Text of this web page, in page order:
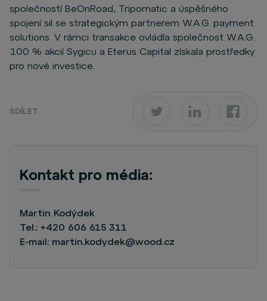
SDÍLET
společností BeOnRoad, Tripomatic a úspěšného
spojení sil se strategickým partnerem W.A.G. payment
solutions. V rámci transakce ovládla společnost W.A.G.
100 % akcií Sygicu a Eterus Capital získala prostředky
pro nové investice.
Kontakt pro média:
Martin Kodýdek
Tel.: +420 606 615 311
E-mail: martin.kodydek@wood.cz